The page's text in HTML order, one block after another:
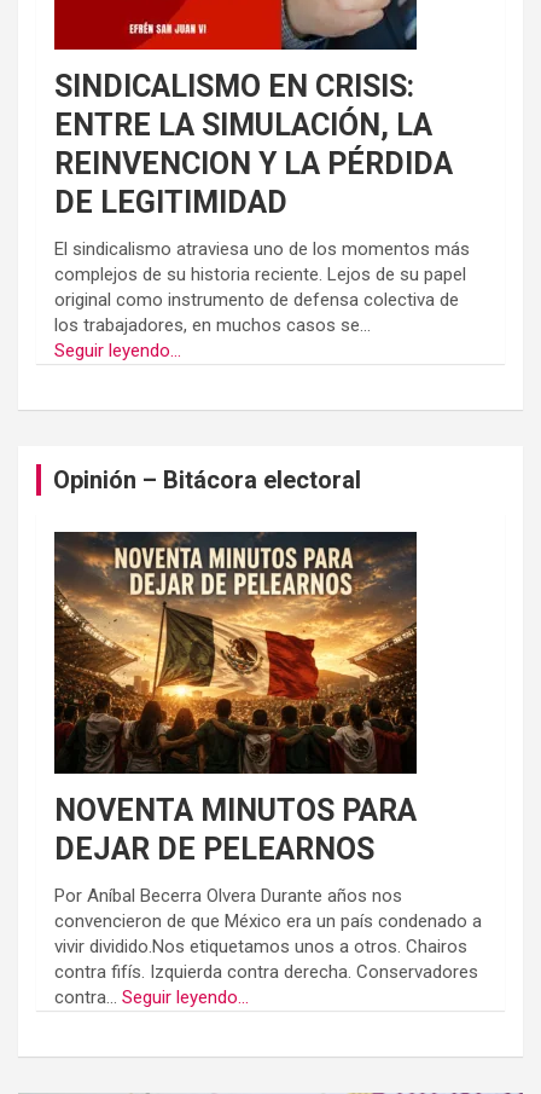
SINDICALISMO EN CRISIS:
ENTRE LA SIMULACIÓN, LA
REINVENCION Y LA PÉRDIDA
DE LEGITIMIDAD
El sindicalismo atraviesa uno de los momentos más
complejos de su historia reciente. Lejos de su papel
original como instrumento de defensa colectiva de
los trabajadores, en muchos casos se...
Seguir leyendo...
Opinión – Bitácora electoral
NOVENTA MINUTOS PARA
DEJAR DE PELEARNOS
Por Aníbal Becerra Olvera Durante años nos
convencieron de que México era un país condenado a
vivir dividido.Nos etiquetamos unos a otros. Chairos
contra fifís. Izquierda contra derecha. Conservadores
contra... Seguir leyendo...